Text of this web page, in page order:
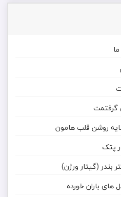
گرفتمت
روشن قلب هامون
پتک
بندر (گیتار ورژن)
های باران خورده